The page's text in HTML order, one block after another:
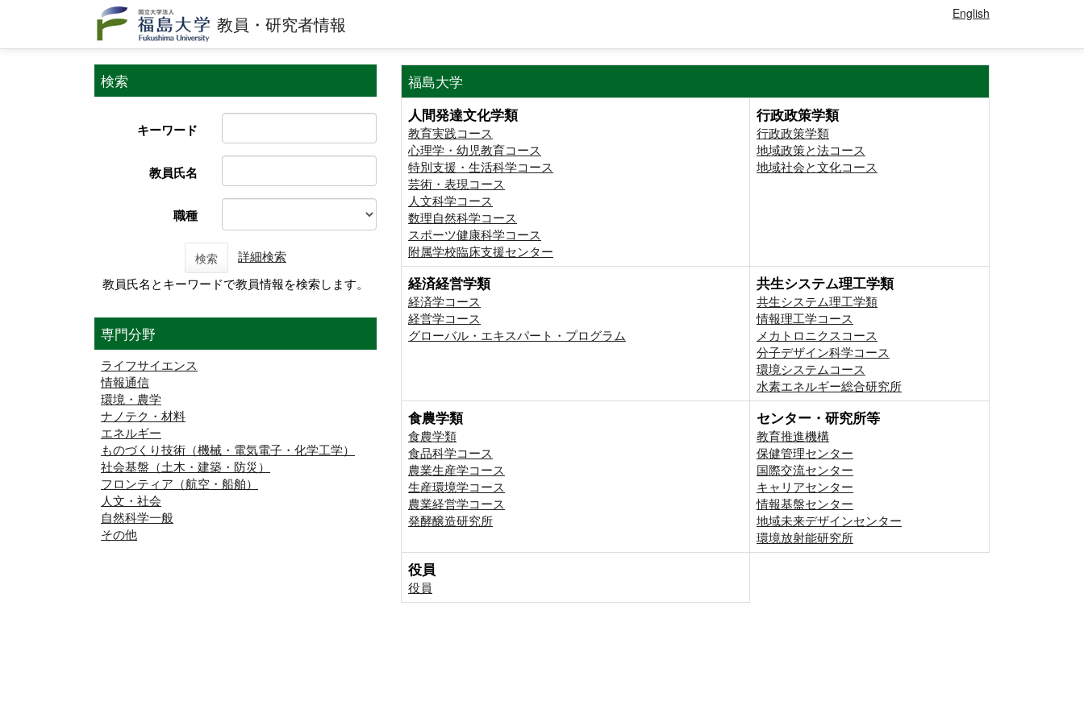
教員・研究者情報 English
検索
キーワード
教員氏名
職種
検索
詳細検索
教員氏名とキーワードで教員情報を検索します。
専門分野
ライフサイエンス
情報通信
環境・農学
ナノテク・材料
エネルギー
ものづくり技術（機械・電気電子・化学工学）
社会基盤（土木・建築・防災）
フロンティア（航空・船舶）
人文・社会
自然科学一般
その他
福島大学
人間発達文化学類
教育実践コース
心理学・幼児教育コース
特別支援・生活科学コース
芸術・表現コース
人文科学コース
数理自然科学コース
スポーツ健康科学コース
附属学校臨床支援センター
行政政策学類
行政政策学類
地域政策と法コース
地域社会と文化コース
経済経営学類
経済学コース
経営学コース
グローバル・エキスパート・プログラム
共生システム理工学類
共生システム理工学類
情報理工学コース
メカトロニクスコース
分子デザイン科学コース
環境システムコース
⽔素エネルギー総合研究所
食農学類
食農学類
食品科学コース
農業生産学コース
生産環境学コース
農業経営学コース
発酵醸造研究所
センター・研究所等
教育推進機構
保健管理センター
国際交流センター
キャリアセンター
情報基盤センター
地域未来デザインセンター
環境放射能研究所
役員
役員